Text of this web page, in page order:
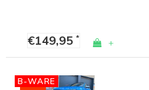
€149,95* +
-40%
B-WARE